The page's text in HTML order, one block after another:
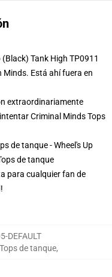
Tank High TP0911
Minds. Está ahí fuera en
extraordinariamente
Criminal Minds Tops
de tanque - Wheel's Up
de tanque
para cualquier fan de
DEFAULT
de tanque,